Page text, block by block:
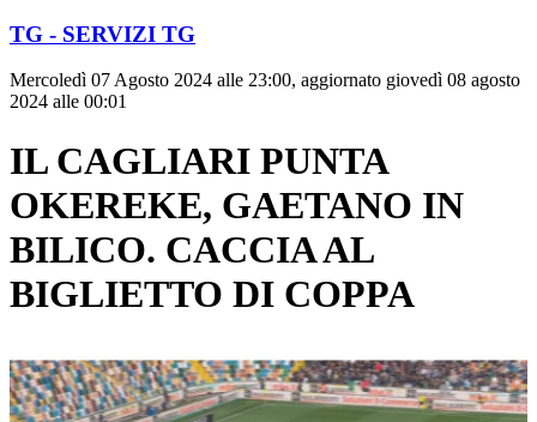
TG - SERVIZI TG
Mercoledì 07 Agosto 2024 alle 23:00, aggiornato giovedì 08 agosto
2024 alle 00:01
IL CAGLIARI PUNTA
OKEREKE, GAETANO IN
BILICO. CACCIA AL
BIGLIETTO DI COPPA